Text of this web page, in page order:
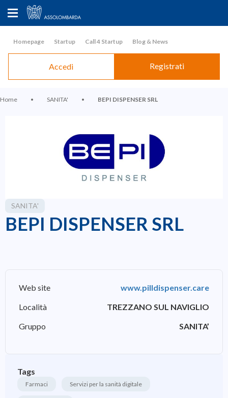
Homepage Startup Call 4 Startup Blog & News
Accedi Registrati
Home • SANITA' • BEPI DISPENSER SRL
SANITA'
BEPI DISPENSER SRL
Web site
www.pilldispenser.care
Località
TREZZANO SUL NAVIGLIO
Gruppo
SANITA’
Tags
Farmaci Servizi per la sanità digitale